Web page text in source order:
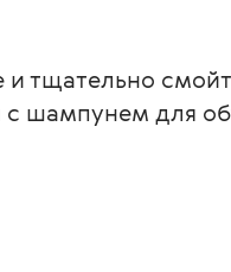
тщательно
с шампунем для